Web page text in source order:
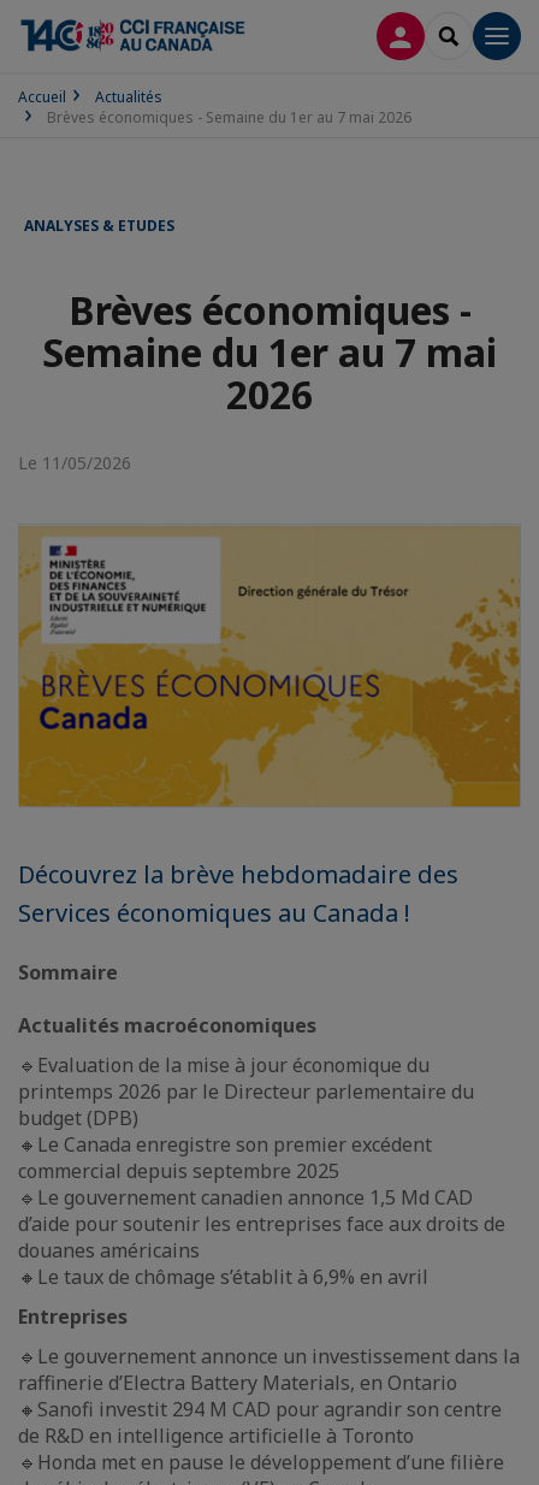
CONNEXION
Accueil
Actualités
Brèves économiques - Semaine du 1er au 7 mai 2026
ANALYSES & ETUDES
Brèves économiques -
Semaine du 1er au 7 mai
2026
Le 11/05/2026
Découvrez la brève hebdomadaire des
Services économiques au Canada !
Sommaire
Actualités macroéconomiques
🔹Evaluation de la mise à jour économique du
printemps 2026 par le Directeur parlementaire du
budget (DPB)
🔸Le Canada enregistre son premier excédent
commercial depuis septembre 2025
🔹Le gouvernement canadien annonce 1,5 Md CAD
d’aide pour soutenir les entreprises face aux droits de
douanes américains
🔸Le taux de chômage s’établit à 6,9% en avril
Entreprises
🔹Le gouvernement annonce un investissement dans la
raffinerie d’Electra Battery Materials, en Ontario
🔸Sanofi investit 294 M CAD pour agrandir son centre
de R&D en intelligence artificielle à Toronto
🔹Honda met en pause le développement d’une filière